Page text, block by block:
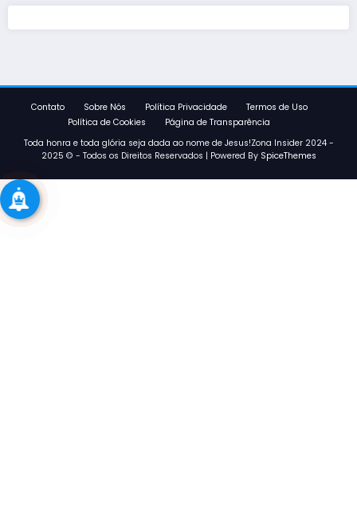
Contato Sobre Nós Política Privacidade
Termos de Uso
Política de Cookies
Página de Transparência
Toda honra e toda glória seja dada ao nome de Jesus!Zona Insider 2024 -
2025 © - Todos os Direitos Reservados | Powered By SpiceThemes